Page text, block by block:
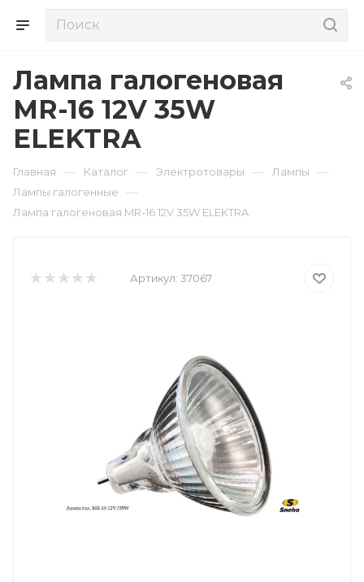
Лампа галогеновая
MR-16 12V 35W
ELEKTRA
Главная — Каталог — Электротовары — Лампы —
Лампы галогенные —
Лампа галогеновая MR-16 12V 35W ELEKTRA
Артикул: 37067